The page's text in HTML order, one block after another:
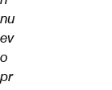
nu
ev
o
pr